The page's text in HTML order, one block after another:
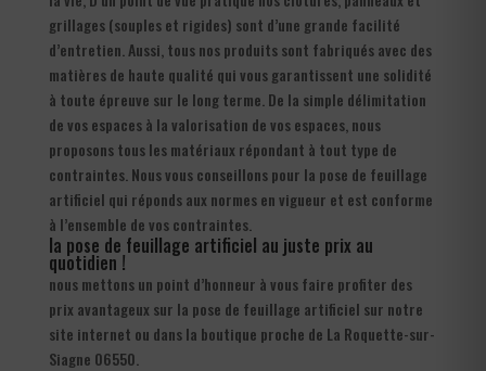
grillages (souples et rigides) sont d’une grande facilité
d’entretien. Aussi, tous nos produits sont fabriqués avec des
matières de haute qualité qui vous garantissent une solidité
à toute épreuve sur le long terme. De la simple délimitation
de vos espaces à la valorisation de vos espaces, nous
proposons tous les matériaux répondant à tout type de
contraintes. Nous vous conseillons pour la pose de feuillage
artificiel qui réponds aux normes en vigueur et est conforme
à l’ensemble de vos contraintes.
la pose de feuillage artificiel au juste prix au
quotidien !
nous mettons un point d’honneur à vous faire profiter des
prix avantageux sur la pose de feuillage artificiel sur notre
site internet ou dans la boutique proche de La Roquette-sur-
Siagne 06550.